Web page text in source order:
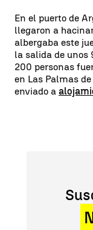
En el puerto de
llegaron a
albergaba este
la salida de unos
200 personas
en Las Palmas
enviado a